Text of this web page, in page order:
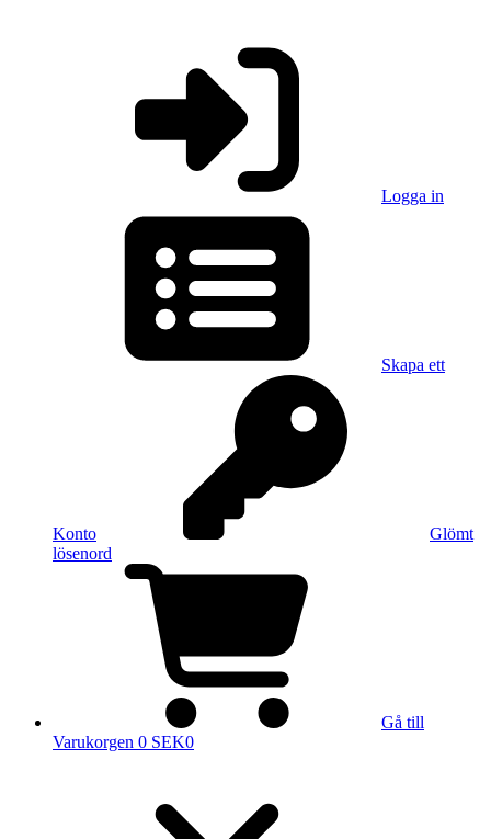
Logga in
Skapa ett
Konto
Glömt
lösenord
Gå till
Varukorgen 0 SEK0